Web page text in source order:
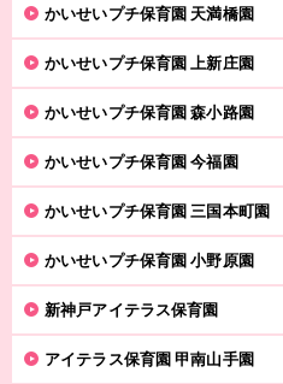
かいせいプチ保育園 天満橋園
かいせいプチ保育園 上新庄園
かいせいプチ保育園 森小路園
かいせいプチ保育園 今福園
かいせいプチ保育園 三国本町園
かいせいプチ保育園 小野原園
新神戸アイテラス保育園
アイテラス保育園 甲南山手園